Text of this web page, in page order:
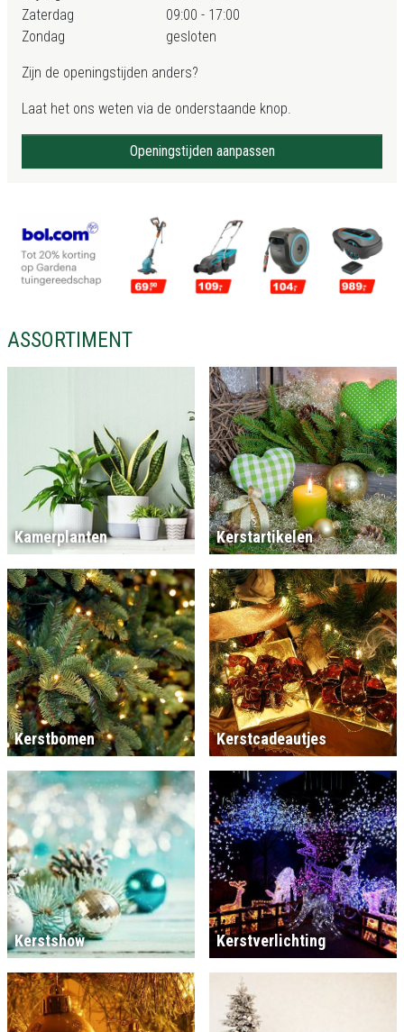
Zaterdag
09:00 - 17:00
Zondag
gesloten
Zijn de openingstijden anders?
Laat het ons weten via de onderstaande knop.
Openingstijden aanpassen
ASSORTIMENT
Kamerplanten Kerstartikelen
Kerstbomen Kerstcadeautjes
Kerstshow Kerstverlichting